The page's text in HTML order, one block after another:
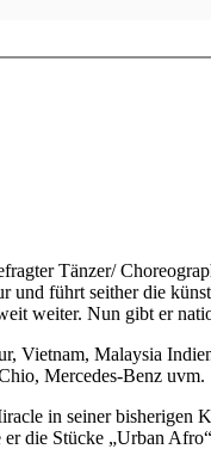
Tänzer/
führt seither die
weiter. Nun gibt er
Vietnam, Malaysia
Mercedes-Benz uvm.
in seiner
die Stücke „Urban